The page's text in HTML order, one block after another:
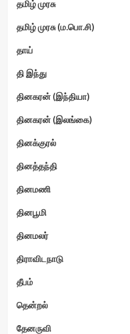
தமிழ் முரசு
தமிழ் முரசு (ம.பொ.சி)
தாய்
தி இந்து
தினகரன் (இந்தியா)
தினகரன் (இலங்கை)
தினக்குரல்
தினத்தந்தி
தினமணி
தினபூமி
தினமலர்
திராவிடநாடு
தீபம்
தென்றல்
தேனருவி